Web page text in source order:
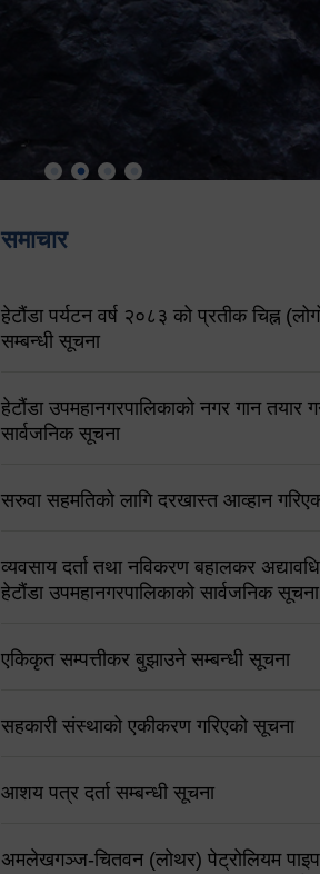
समाचार
हेटौंडा पर्यटन वर्ष २०८३ को प्रतीक चिह्न
सम्बन्धी सूचना
हेटौंडा उपमहानगरपालिकाको नगर गान तयार
सार्वजनिक सूचना
सरुवा सहमतिको लागि दरखास्त आव्हान
व्यवसाय दर्ता तथा नविकरण बहालकर
हेटौंडा उपमहानगरपालिकाको सार्वजनिक सूचना
एकिकृत सम्पत्तीकर बुझाउने सम्बन्धी सूचना
सहकारी संस्थाको एकीकरण गरिएको सूचना
आशय पत्र दर्ता सम्बन्धी सूचना
अमलेखगञ्ज-चितवन (लोथर) पेट्रोलियम